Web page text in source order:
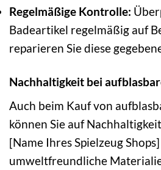
Regelmäßige Kontrolle:
Badeartikel regelmäßig auf
reparieren Sie diese
Nachhaltigkeit bei
Auch beim Kauf von
können Sie auf
[Name Ihres Spielzeug
umweltfreundliche